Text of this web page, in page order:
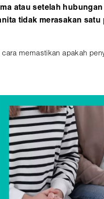
atau setelah
tidak merasakan
memastikan apakah